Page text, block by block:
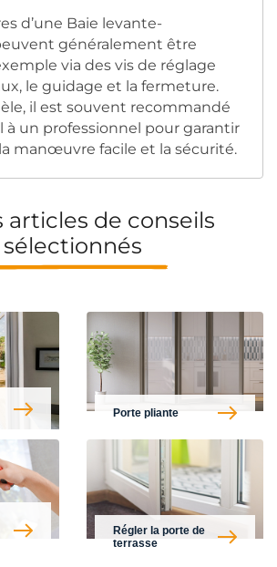
d’une Baie levante-
généralement être
via des vis de réglage
le guidage et la fermeture.
il est souvent recommandé
à un professionnel pour garantir
la manœuvre facile et la sécurité.
articles de conseils
sélectionnés
Porte pliante
Régler la porte de
terrasse